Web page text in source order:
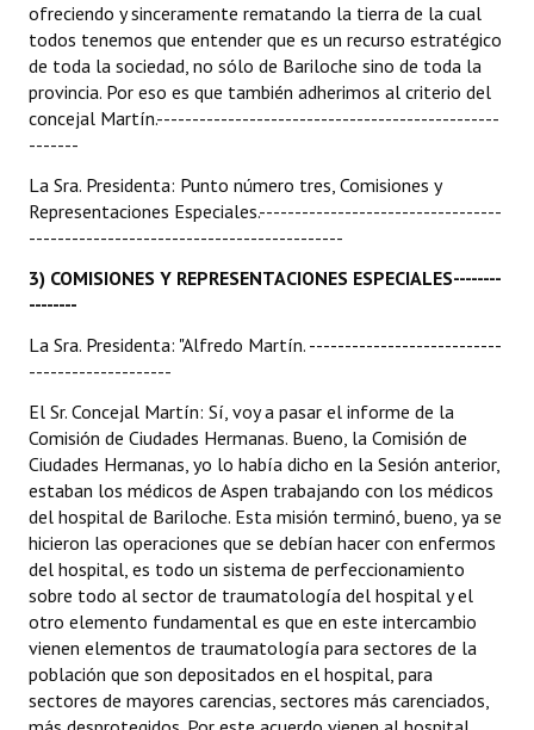
ofreciendo y sinceramente rematando la tierra de la cual
todos tenemos que entender que es un recurso estratégico
de toda la sociedad, no sólo de Bariloche sino de toda la
provincia. Por eso es que también adherimos al criterio del
concejal Martín.------------------------------------------------
-------
La Sra. Presidenta: Punto número tres, Comisiones y
Representaciones Especiales.----------------------------------
--------------------------------------------
3) COMISIONES Y REPRESENTACIONES ESPECIALES--------
--------
La Sra. Presidenta: "Alfredo Martín. ---------------------------
--------------------
El Sr. Concejal Martín: Sí, voy a pasar el informe de la
Comisión de Ciudades Hermanas. Bueno, la Comisión de
Ciudades Hermanas, yo lo había dicho en la Sesión anterior,
estaban los médicos de Aspen trabajando con los médicos
del hospital de Bariloche. Esta misión terminó, bueno, ya se
hicieron las operaciones que se debían hacer con enfermos
del hospital, es todo un sistema de perfeccionamiento
sobre todo al sector de traumatología del hospital y el
otro elemento fundamental es que en este intercambio
vienen elementos de traumatología para sectores de la
población que son depositados en el hospital, para
sectores de mayores carencias, sectores más carenciados,